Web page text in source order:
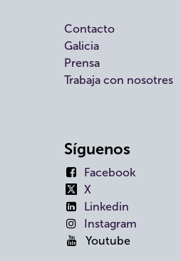
Contacto
Galicia
Prensa
Trabaja con nosotres
Síguenos
Facebook
X
Linkedin
Instagram
Youtube